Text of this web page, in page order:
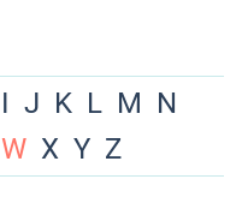
I J K L M N
W X Y Z